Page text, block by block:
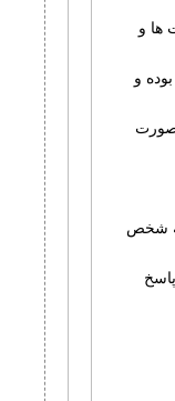
ها و
و
صورت
شخص
پاسخ